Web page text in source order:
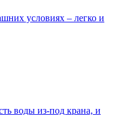
условиях – легко и
воды из-под крана, и